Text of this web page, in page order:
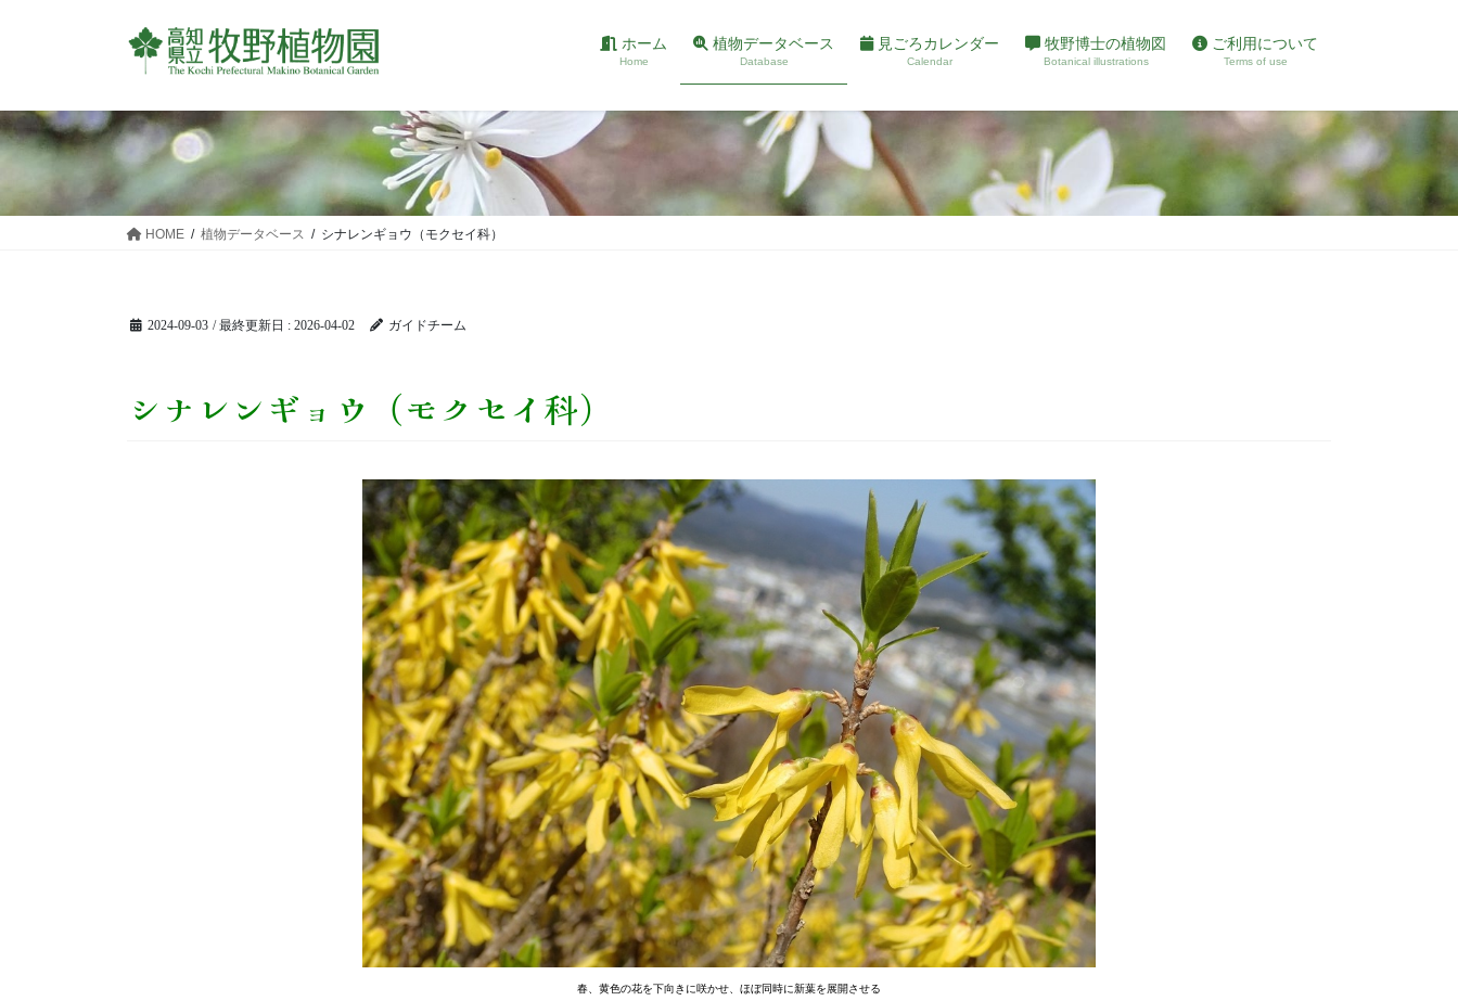
ツ
に
シ
ョ
移
ホーム
Home
植物データベース
Database
見ごろカレンダー
Calendar
牧野博士の植物図
Botanical illustrations
ご利用について
Terms of use
HOME 植物データベース シナレンギョウ（モクセイ科）
2024-09-03 / 最終更新日 : 2026-04-02 ガイドチーム
シナレンギョウ（モクセイ科）
春、黄色の花を下向きに咲かせ、ほぼ同時に新葉を展開させる